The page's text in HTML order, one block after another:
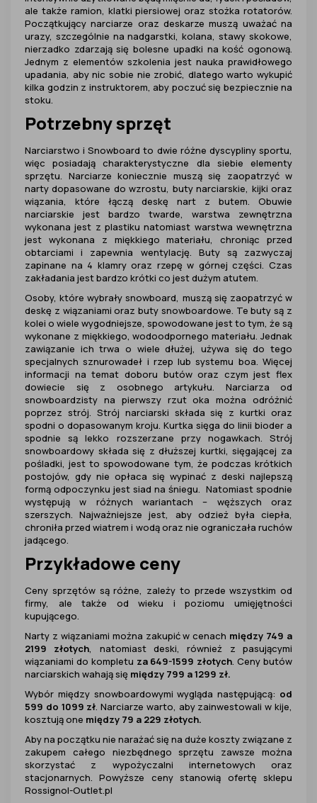
ale także ramion, klatki piersiowej oraz stożka rotatorów.
Początkujący narciarze oraz deskarze muszą uważać na
urazy, szczególnie na nadgarstki, kolana, stawy skokowe,
nierzadko zdarzają się bolesne upadki na kość ogonową.
Jednym z elementów szkolenia jest nauka prawidłowego
upadania, aby nic sobie nie zrobić, dlatego warto wykupić
kilka godzin z instruktorem, aby poczuć się bezpiecznie na
stoku.
Potrzebny sprzęt
Narciarstwo i Snowboard to dwie różne dyscypliny sportu,
więc posiadają charakterystyczne dla siebie elementy
sprzętu. Narciarze koniecznie muszą się zaopatrzyć w
narty dopasowane do wzrostu, buty narciarskie, kijki oraz
wiązania, które łączą deskę nart z butem. Obuwie
narciarskie jest bardzo twarde, warstwa zewnętrzna
wykonana jest z plastiku natomiast warstwa wewnętrzna
jest wykonana z miękkiego materiału, chroniąc przed
obtarciami i zapewnia wentylację. Buty są zazwyczaj
zapinane na 4 klamry oraz rzepę w górnej części. Czas
zakładania jest bardzo krótki co jest dużym atutem.
Osoby, które wybrały snowboard, muszą się zaopatrzyć w
deskę z wiązaniami oraz buty snowboardowe. Te buty są z
kolei o wiele wygodniejsze, spowodowane jest to tym, że są
wykonane z miękkiego, wodoodpornego materiału. Jednak
zawiązanie ich trwa o wiele dłużej, używa się do tego
specjalnych sznurowadeł i rzep lub systemu boa. Więcej
informacji na temat doboru butów oraz czym jest flex
dowiecie się z osobnego artykułu. Narciarza od
snowboardzisty na pierwszy rzut oka można odróżnić
poprzez strój. Strój narciarski składa się z kurtki oraz
spodni o dopasowanym kroju. Kurtka sięga do linii bioder a
spodnie są lekko rozszerzane przy nogawkach. Strój
snowboardowy składa się z dłuższej kurtki, sięgającej za
pośladki, jest to spowodowane tym, że podczas krótkich
postojów, gdy nie opłaca się wypinać z deski najlepszą
formą odpoczynku jest siad na śniegu. Natomiast spodnie
występują w różnych wariantach – węższych oraz
szerszych. Najważniejsze jest, aby odzież była ciepła,
chroniła przed wiatrem i wodą oraz nie ograniczała ruchów
jadącego.
Przykładowe ceny
Ceny sprzętów są różne, zależy to przede wszystkim od
firmy, ale także od wieku i poziomu umięjętności
kupującego.
Narty z wiązaniami można zakupić w cenach między 749 a
2199 złotych, natomiast deski, również z pasującymi
wiązaniami do kompletu za 649-1599 złotych. Ceny butów
narciarskich wahają się między 799 a 1299 zł.
Wybór między snowboardowymi wygląda następującą: od
599 do 1099 zł. Narciarze warto, aby zainwestowali w kije,
kosztują one między 79 a 229 złotych.
Aby na początku nie narażać się na duże koszty związane z
zakupem całego niezbędnego sprzętu zawsze można
skorzystać z wypożyczalni internetowych oraz
stacjonarnych. Powyższe ceny stanowią ofertę sklepu
Rossignol-Outlet.pl